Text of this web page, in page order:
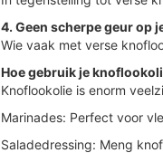
4. Geen scherpe geur op
Wie vaak met verse
Hoe gebruik je
Knoflookolie is enorm
Marinades: Perfect voor
Saladedressing: Meng